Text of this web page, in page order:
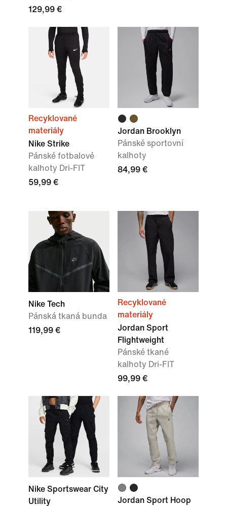
129,99 €
Recyklované
materiály
Nike Strike
Pánské fotbalové
kalhoty Dri-FIT
59,99 €
Jordan Brooklyn
Pánské sportovní
kalhoty
84,99 €
Nike Tech
Pánská tkaná bunda
119,99 €
Recyklované
materiály
Jordan Sport
Flightweight
Pánské tkané
kalhoty Dri-FIT
99,99 €
Nike Sportswear City
Utility
Jordan Sport Hoop